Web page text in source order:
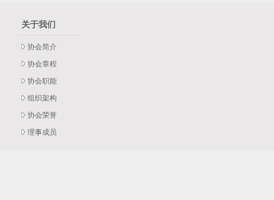
关于我们
协会简介
协会章程
协会职能
组织架构
协会荣誉
理事成员